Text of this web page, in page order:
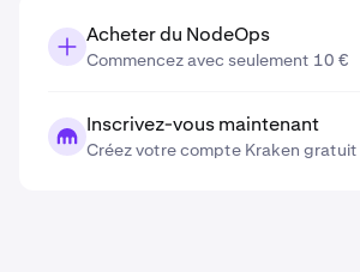
Acheter du NodeOps
Commencez avec seulement 10 €
Inscrivez-vous maintenant
Créez votre compte Kraken gratuit